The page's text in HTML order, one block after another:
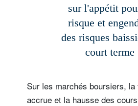
sur l'appétit
risque et
des risques
court terme
Sur les marchés boursiers,
accrue et la hausse des